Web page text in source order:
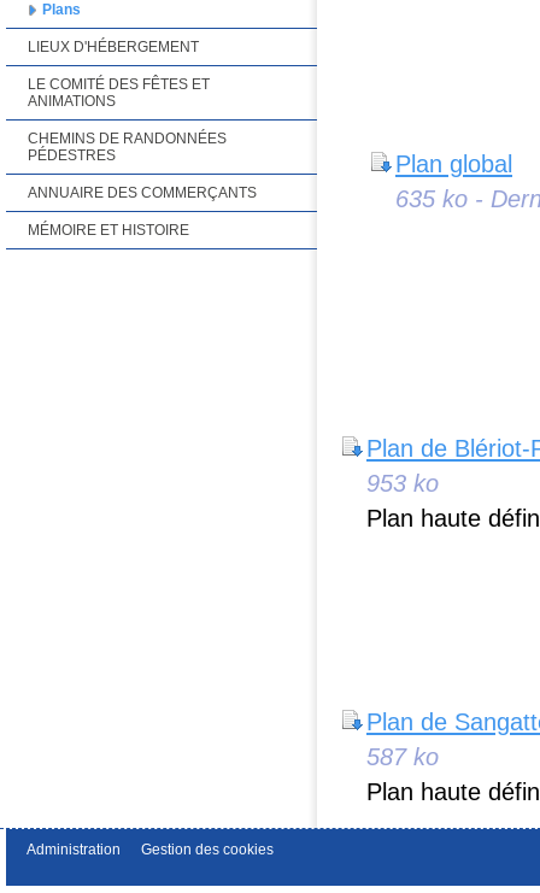
Plan global
635 ko -
Plan de Blériot-
953 ko
Plan haute
Plan de
587 ko
Plan haute
Plans
LIEUX D'HÉBERGEMENT
LE COMITÉ DES FÊTES ET
ANIMATIONS
CHEMINS DE RANDONNÉES
PÉDESTRES
ANNUAIRE DES COMMERÇANTS
MÉMOIRE ET HISTOIRE
Administration Gestion des cookies